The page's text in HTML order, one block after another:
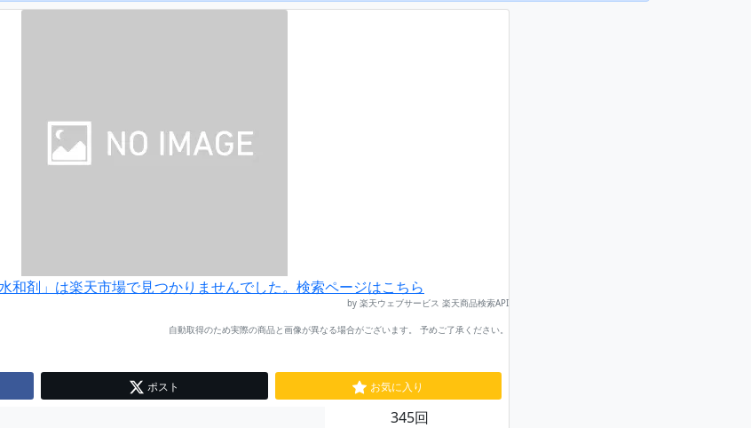
和剤」は楽天市場で見つかりませんでした。検索ページはこちら
by 楽天ウェブサービス 楽天商品検索API
自動取得のため実際の商品と画像が異なる場合がございます。 予めご了承ください。
ポスト お気に入り
345回